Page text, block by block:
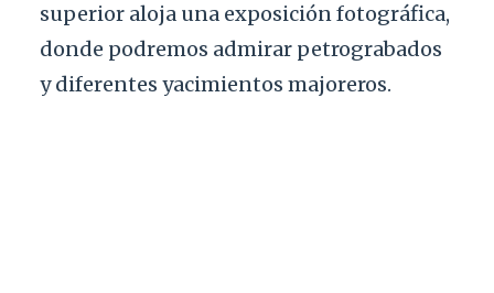
superior aloja una exposición fotográfica,
donde podremos admirar petrograbados
y diferentes yacimientos majoreros.